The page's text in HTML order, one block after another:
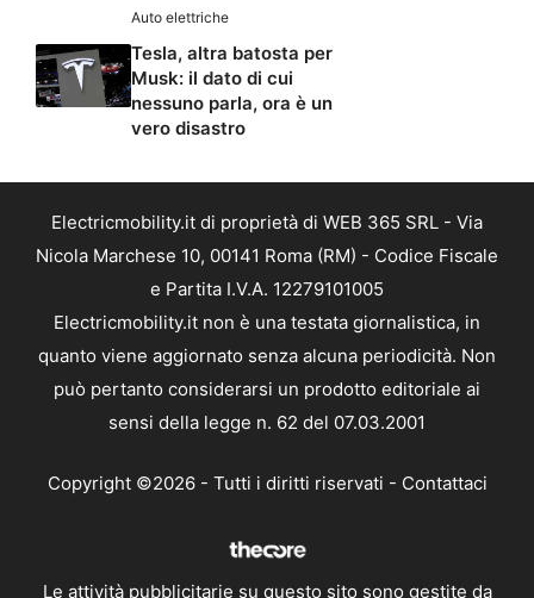
Auto elettriche
Tesla, altra batosta per
Musk: il dato di cui
nessuno parla, ora è un
vero disastro
Electricmobility.it di proprietà di WEB 365 SRL - Via
Nicola Marchese 10, 00141 Roma (RM) - Codice Fiscale
e Partita I.V.A. 12279101005
Electricmobility.it non è una testata giornalistica, in
quanto viene aggiornato senza alcuna periodicità. Non
può pertanto considerarsi un prodotto editoriale ai
sensi della legge n. 62 del 07.03.2001
Copyright ©2026 - Tutti i diritti riservati - Contattaci
Le attività pubblicitarie su questo sito sono gestite da